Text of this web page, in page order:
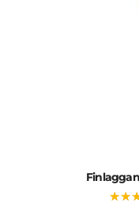
★★
★★